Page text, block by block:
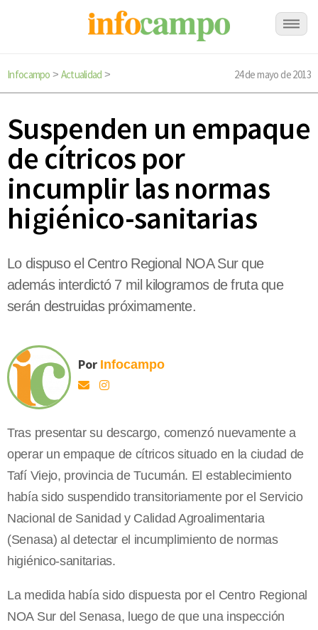
Infocampo > Actualidad > 24 de mayo de 2013
Suspenden un empaque
de cítricos por
incumplir las normas
higiénico-sanitarias
Lo dispuso el Centro Regional NOA Sur que
además interdictó 7 mil kilogramos de fruta que
serán destruidas próximamente.
Por Infocampo
Tras presentar su descargo, comenzó nuevamente a
operar un empaque de cítricos situado en la ciudad de
Tafí Viejo, provincia de Tucumán. El establecimiento
había sido suspendido transitoriamente por el Servicio
Nacional de Sanidad y Calidad Agroalimentaria
(Senasa) al detectar el incumplimiento de normas
higiénico-sanitarias.
La medida había sido dispuesta por el Centro Regional
NOA Sur del Senasa, luego de que una inspección